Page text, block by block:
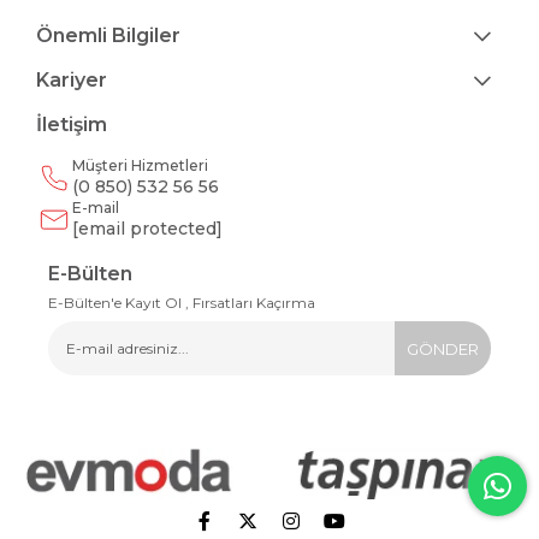
Önemli Bilgiler
Kariyer
İletişim
Müşteri Hizmetleri
(0 850) 532 56 56
E-mail
[email protected]
E-Bülten
E-Bülten'e Kayıt Ol , Fırsatları Kaçırma
GÖNDER